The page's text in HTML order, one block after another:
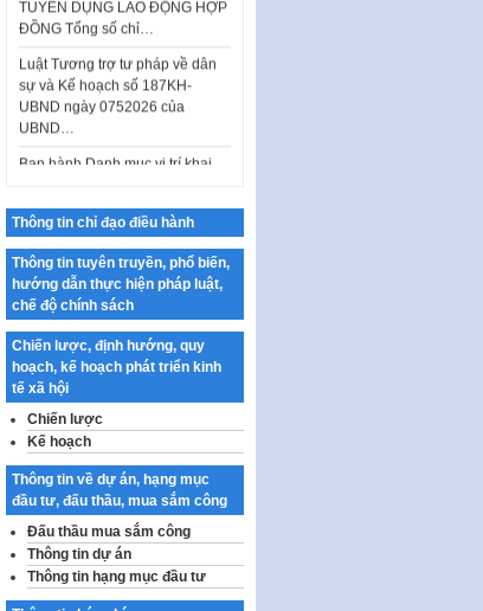
ĐỒNG Tổng số chỉ…
sự và Kế hoạch số 187KH-
UBND ngày 0752026 của
UBND…
thác quảng cáo trên địa bàn
Kế hoạch Tổ chức Cuộc thi
chính luận về bảo vệ nền tảng tư
tưởng của Đảng…
Công bố công khai dự toán kinh
phí xây dựng pháp luật, hoàn
thiện thể chế, chính…
Quy định về nghiên cứu, ứng
dụng khoa học, công nghệ, đổi
mới sáng tạo và chuyển…
Quy định chi tiết và hướng dẫn
thi hành một số điều của Luật Lý
lịch tư…
Sửa đổi, bổ sung một số nội
dung tại Nghị quyết số 30/NQ-
CP ngày 24 tháng 02…
Thông tin chỉ đạo điều hành
Thông tin tuyên truyền, phổ biến,
hướng dẫn thực hiện pháp luật,
chế độ chính sách
Chiến lược, định hướng, quy
hoạch, kế hoạch phát triển kinh
tế xã hội
Chiến lược
Kế hoạch
Thông tin về dự án, hạng mục
đầu tư, đấu thầu, mua sắm công
Đấu thầu mua sắm công
Thông tin dự án
Thông tin hạng mục đầu tư